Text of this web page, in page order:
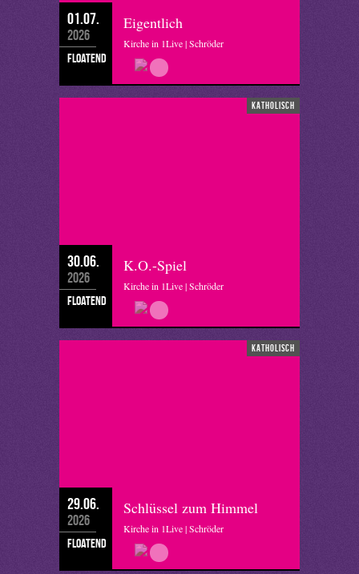
01.07.
2026
floatend
Eigentlich
Kirche in 1Live | Schröder
katholisch
30.06.
2026
floatend
K.O.-Spiel
Kirche in 1Live | Schröder
katholisch
29.06.
2026
floatend
Schlüssel zum Himmel
Kirche in 1Live | Schröder